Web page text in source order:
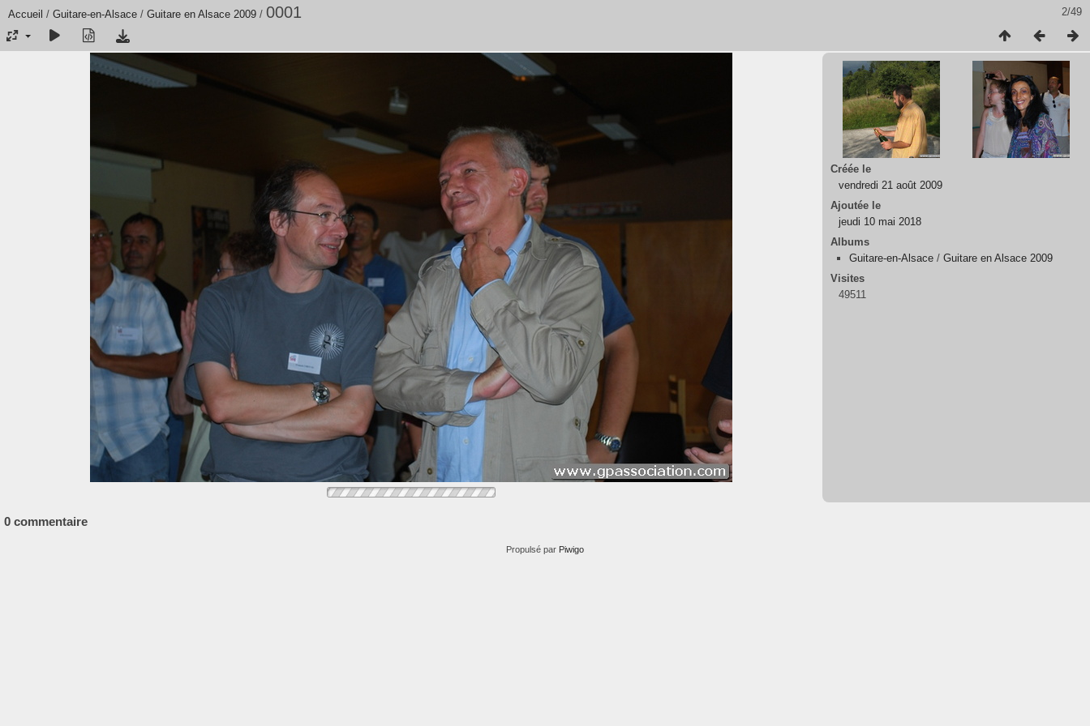
2/49
Accueil / Guitare-en-Alsace / Guitare en Alsace 2009 / 0001
Créée le
vendredi 21 août 2009
Ajoutée le
jeudi 10 mai 2018
Albums
Guitare-en-Alsace / Guitare en Alsace 2009
Visites
49511
0 commentaire
Propulsé par Piwigo